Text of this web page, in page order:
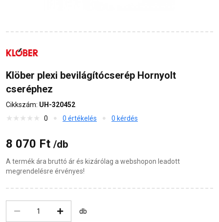
Klöber plexi bevilágítócserép Hornyolt
cseréphez
Cikkszám: UH-320452
0
0 értékelés 0 kérdés
8 070 Ft /db
A termék ára bruttó ár és kizárólag a webshopon leadott
megrendelésre érvényes!
db